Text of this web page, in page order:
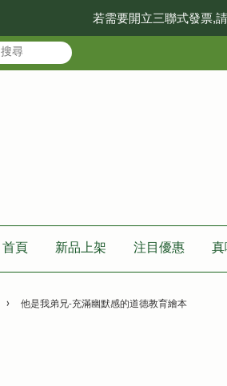
若需要開立三聯式發票,
搜尋
首頁 新品上架 注目優惠 真
› 他是我弟兄-充滿幽默感的道德教育繪本